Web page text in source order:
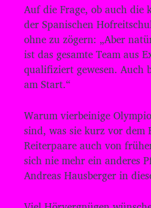
Auf die Frage, ob auch die
der Spanischen
ohne zu zögern: „Aber
ist das gesamte Team aus
qualifiziert gewesen. Auch
am Start.“
Warum vierbeinige
sind, was sie kurz vor dem
Reiterpaare auch von
sich nie mehr ein anderes
Andreas Hausberger in